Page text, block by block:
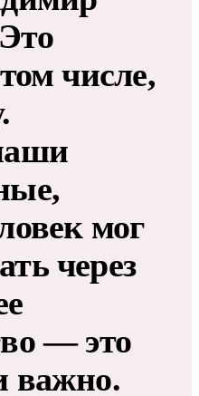
числе,
мог
через
— это
важно.